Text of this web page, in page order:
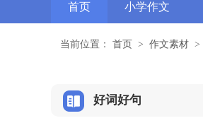
首页 小学作文
当前位置： 首页 > 作文素材 >
好词好句